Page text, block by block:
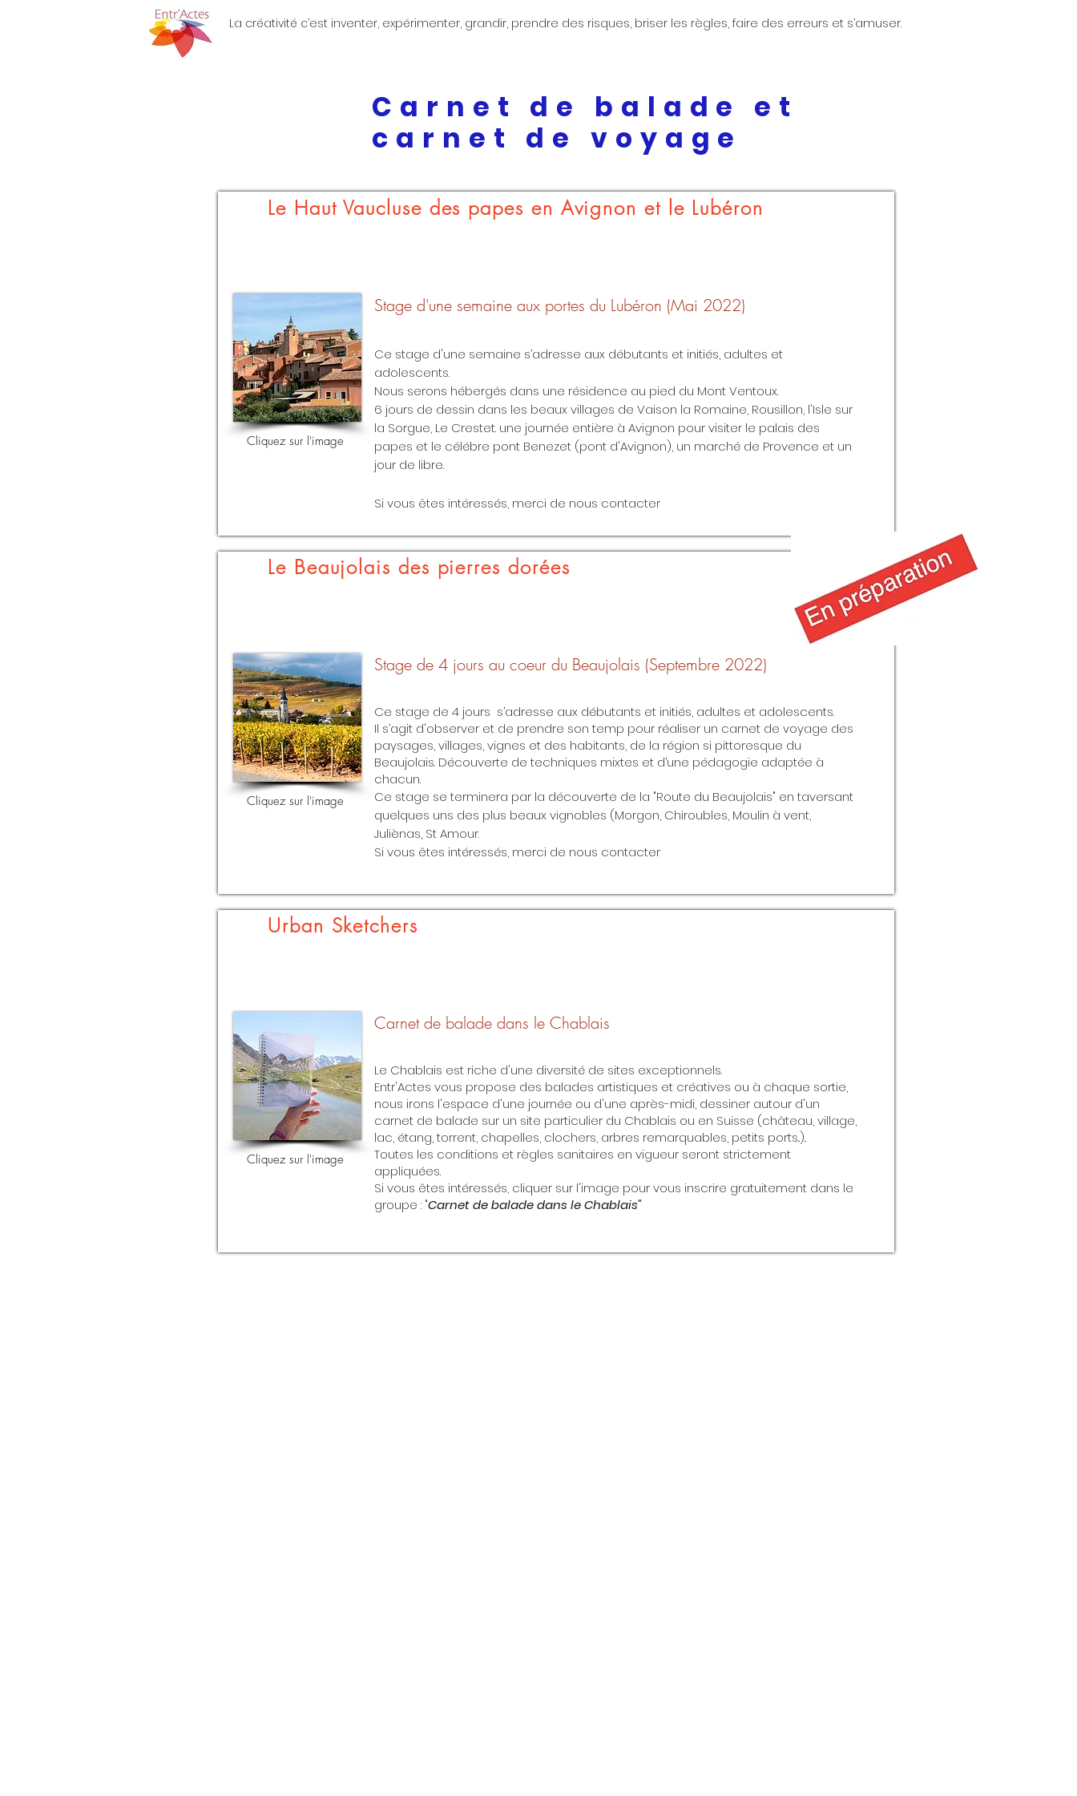
La créativité c’est inventer, expérimenter, grandir, prendre des risques, briser les règles, faire des erreurs et s’amuser.
Carnet de balade et
carnet de voyage
Le Haut Vaucluse des papes en Avignon et le Lubéron
Cliquez sur l'image
Stage d'une semaine aux portes du Lubéron (Mai 2022)
Ce stage d'une semaine s’adresse aux débutants et initiés, adultes et
adolescents.
Nous serons hébergés dans une résidence au pied du Mont Ventoux.
6 jours de dessin dans les beaux villages de Vaison la Romaine, Rousillon, l'Isle sur
la Sorgue, Le Crestet. une journée entière à Avignon pour visiter le palais des
papes et le célébre pont Benezet (pont d'Avignon), un marché de Provence et un
jour de libre.
Si vous êtes intéressés, merci de nous contacter
Le Beaujolais des pierres dorées
Cliquez sur l'image
Stage de 4 jours au coeur du Beaujolais (Septembre 2022)
Ce stage de 4 jours s’adresse aux débutants et initiés, adultes et adolescents.
Il s’agit d'observer et de prendre son temp pour réaliser un carnet de voyage des
paysages, villages, vignes et des habitants, de la région si pittoresque du
Beaujolais. Découverte de techniques mixtes et d’une pédagogie adaptée à
chacun.
Ce stage se terminera par la découverte de la "Route du Beaujolais" en taversant
quelques uns des plus beaux vignobles (Morgon, Chiroubles, Moulin à vent,
Juliènas, St Amour.
Si vous êtes intéressés, merci de nous contacter
Urban Sketchers
Cliquez sur l'image
Carnet de balade dans le Chablais
Le Chablais est riche d'une diversité de sites exceptionnels.
Entr'Actes vous propose des balades artistiques et créatives ou à chaque sortie,
nous irons l'espace d'une journée ou d'une après-midi, dessiner autour d'un
carnet de balade sur un site particulier du Chablais ou en Suisse (château, village,
lac, étang, torrent, chapelles, clochers, arbres remarquables, petits ports..)..
Toutes les conditions et règles sanitaires en vigueur seront strictement
appliquées.
Si vous êtes intéressés, cliquer sur l'image pour vous inscrire gratuitement dans le
groupe : "Carnet de balade dans le Chablais"